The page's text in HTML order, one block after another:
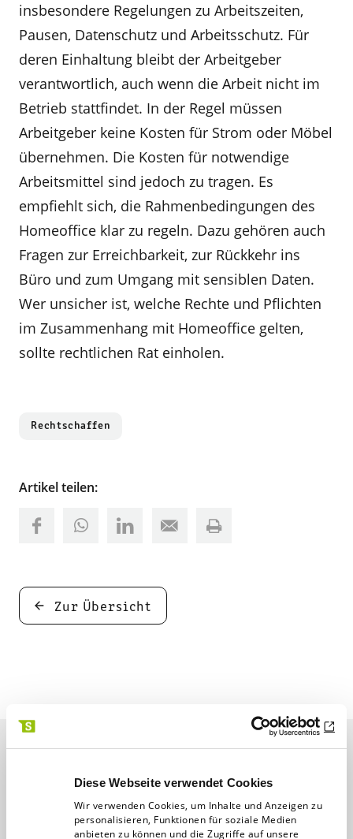
Diese Webseite verwendet Cookies
Wir verwenden Cookies, um Inhalte und Anzeigen zu
personalisieren, Funktionen für soziale Medien
anbieten zu können und die Zugriffe auf unsere
insbesondere Regelungen zu Arbeitszeiten,
Pausen, Datenschutz und Arbeitsschutz. Für
deren Einhaltung bleibt der Arbeitgeber
verantwortlich, auch wenn die Arbeit nicht im
Betrieb stattfindet. In der Regel müssen
Arbeitgeber keine Kosten für Strom oder Möbel
übernehmen. Die Kosten für notwendige
Arbeitsmittel sind jedoch zu tragen. Es
empfiehlt sich, die Rahmenbedingungen des
Homeoffice klar zu regeln. Dazu gehören auch
Fragen zur Erreichbarkeit, zur Rückkehr ins
Büro und zum Umgang mit sensiblen Daten.
Wer unsicher ist, welche Rechte und Pflichten
im Zusammenhang mit Homeoffice gelten,
sollte rechtlichen Rat einholen.
Rechtschaffen
Artikel teilen:
Zur Übersicht
Das könnte Sie auch
interessieren